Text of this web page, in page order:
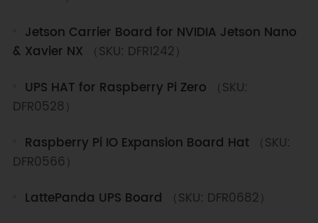
Jetson Carrier Board for NVIDIA Jetson Nano
& Xavier NX
（SKU: DFR1242）
UPS HAT for Raspberry Pi Zero
（SKU:
DFR0528）
Raspberry Pi IO Expansion Board Hat （SKU:
DFR0566）
LattePanda UPS Board
（SKU: DFR0682）